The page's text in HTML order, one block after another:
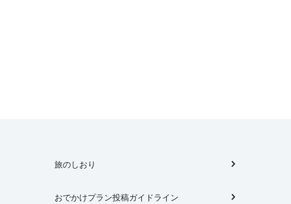
旅のしおり
おでかけプラン投稿ガイドライン